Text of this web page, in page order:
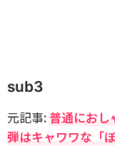
sub3
元記事:普通にお
弾はキャワワな「